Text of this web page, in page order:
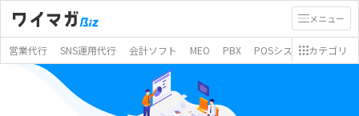
メニュー
営業代行 SNS運用代行 会計ソフト MEO PBX POSシステム モバイ
カテゴリ